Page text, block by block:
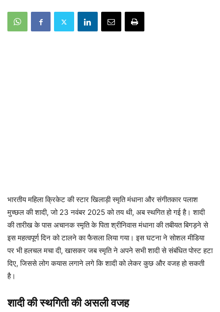
भारतीय महिला क्रिकेट की स्टार खिलाड़ी स्मृति मंधाना और संगीतकार पलाश
मुच्छल की शादी, जो 23 नवंबर 2025 को तय थी, अब स्थगित हो गई है। शादी
की तारीख के पास अचानक स्मृति के पिता श्रीनिवास मंधाना की तबीयत बिगड़ने से
इस महत्वपूर्ण दिन को टालने का फैसला लिया गया। इस घटना ने सोशल मीडिया
पर भी हलचल मचा दी, खासकर जब स्मृति ने अपने सभी शादी से संबंधित पोस्ट हटा
दिए, जिससे लोग कयास लगाने लगे कि शादी को लेकर कुछ और वजह हो सकती
है।
शादी की स्थगिती की असली वजह